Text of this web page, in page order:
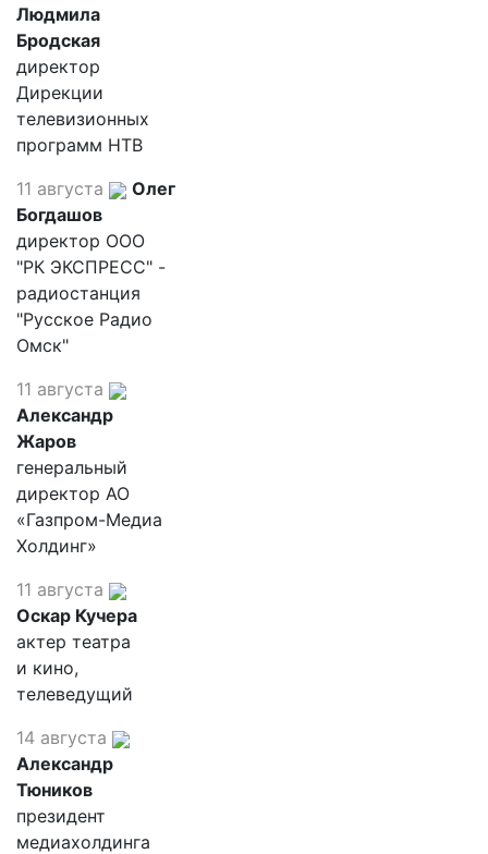
Людмила
Бродская
директор
Дирекции
телевизионных
программ НТВ
11 августа
Олег
Богдашов
директор ООО
"РК ЭКСПРЕСС" -
радиостанция
"Русское Радио
Омск"
11 августа
Александр
Жаров
генеральный
директор АО
«Газпром-Медиа
Холдинг»
11 августа
Оскар Кучера
актер театра
и кино,
телеведущий
14 августа
Александр
Тюников
президент
медиахолдинга